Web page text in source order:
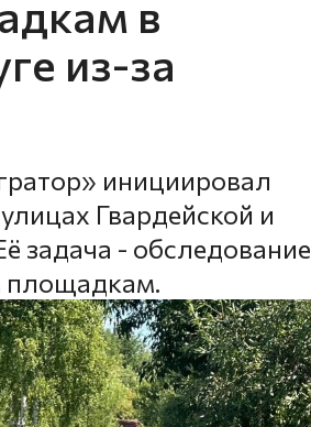
в
из-за
инициировал
Гвардейской и
задача - обследование
площадкам.